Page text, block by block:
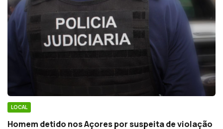
LOCAL
Homem detido nos Açores por suspeita de violação